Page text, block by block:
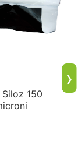
Siloz 150
›